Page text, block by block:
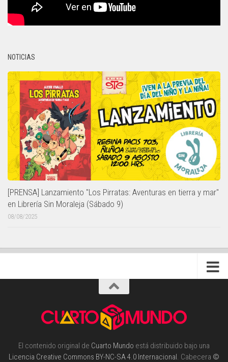
NOTICIAS
[PRENSA] Lanzamiento "Los Pirratas: Aventuras en tierra y mar"
en Librería Sin Moraleja (Sábado 9)
08/08/2025
El contenido original de Cuarto Mundo está distribuido bajo una
Licencia Creative Commons BY-NC-SA 4.0 Internacional. Cabecera ©